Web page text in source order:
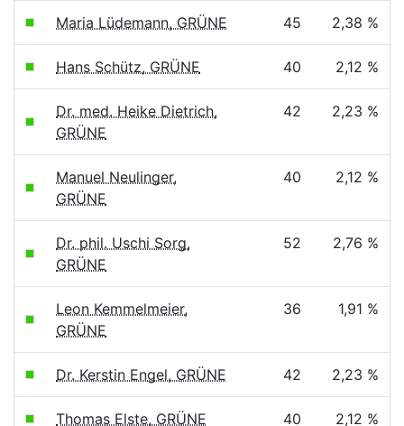
Maria Lüdemann, GRÜNE 45 2,38 %
Hans Schütz, GRÜNE 40 2,12 %
Dr. med. Heike Dietrich,
GRÜNE
42 2,23 %
Manuel Neulinger,
GRÜNE
40 2,12 %
Dr. phil. Uschi Sorg,
GRÜNE
52 2,76 %
Leon Kemmelmeier,
GRÜNE
36 1,91 %
Dr. Kerstin Engel, GRÜNE 42 2,23 %
Thomas Elste, GRÜNE 40 2,12 %